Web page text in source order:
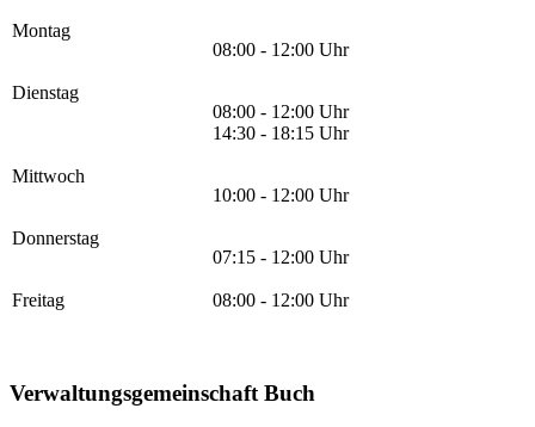
Montag
08:00 - 12:00 Uhr
Dienstag
08:00 - 12:00 Uhr
14:30 - 18:15 Uhr
Mittwoch
10:00 - 12:00 Uhr
Donnerstag
07:15 - 12:00 Uhr
Freitag 08:00 - 12:00 Uhr
Verwaltungsgemeinschaft Buch